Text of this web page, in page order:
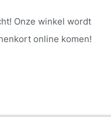
Onze winkel wordt
online komen!